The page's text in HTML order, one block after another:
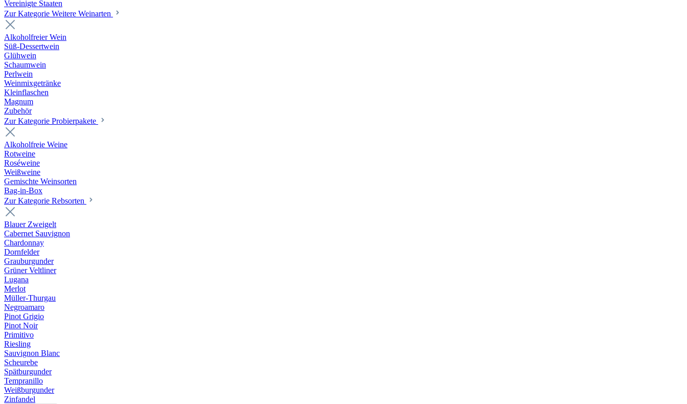
Vereinigte Staaten
Zur Kategorie Weitere Weinarten
Alkoholfreier Wein
Süß-Dessertwein
Glühwein
Schaumwein
Perlwein
Weinmixgetränke
Kleinflaschen
Magnum
Zubehör
Zur Kategorie Probierpakete
Alkoholfreie Weine
Rotweine
Roséweine
Weißweine
Gemischte Weinsorten
Bag-in-Box
Zur Kategorie Rebsorten
Blauer Zweigelt
Cabernet Sauvignon
Chardonnay
Dornfelder
Grauburgunder
Grüner Veltliner
Lugana
Merlot
Müller-Thurgau
Negroamaro
Pinot Grigio
Pinot Noir
Primitivo
Riesling
Sauvignon Blanc
Scheurebe
Spätburgunder
Tempranillo
Weißburgunder
Zinfandel